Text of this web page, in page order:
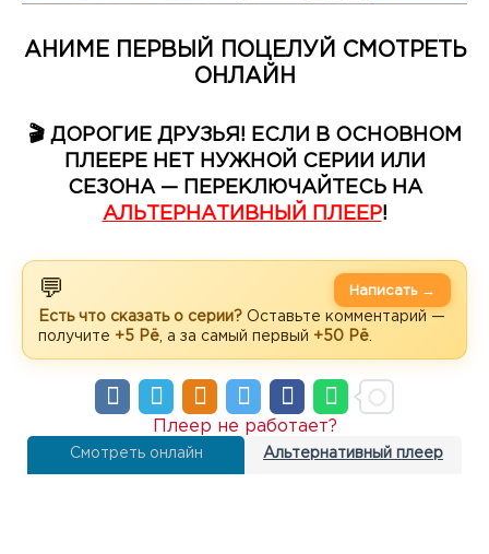
АНИМЕ ПЕРВЫЙ ПОЦЕЛУЙ СМОТРЕТЬ
ОНЛАЙН
🎬 ДОРОГИЕ ДРУЗЬЯ! ЕСЛИ В ОСНОВНОМ
ПЛЕЕРЕ НЕТ НУЖНОЙ СЕРИИ ИЛИ
СЕЗОНА — ПЕРЕКЛЮЧАЙТЕСЬ НА
АЛЬТЕРНАТИВНЫЙ ПЛЕЕР!
💬
Есть что сказать о серии? Оставьте комментарий —
получите +5 Рё , а за самый первый +50 Рё
Написать →
Смотреть онлайн Альтернативный плеер
Плеер не работает?